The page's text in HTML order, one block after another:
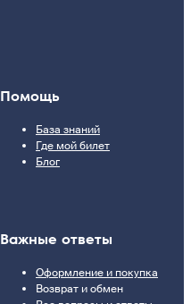
Помощь
База знаний
Где мой билет
Блог
Важные ответы
Оформление и покупка
Возврат и обмен